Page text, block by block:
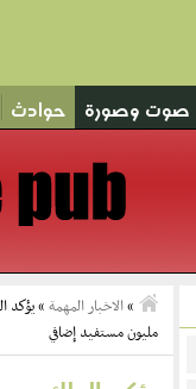
صوت وصورة حوادث
»الاخبار المهمة»
مليون مستفيد إضافي